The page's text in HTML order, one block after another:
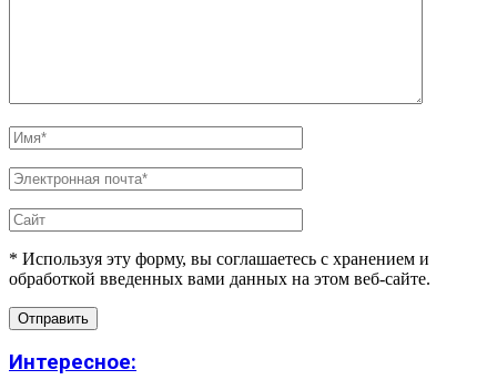
* Используя эту форму, вы соглашаетесь с хранением и
обработкой введенных вами данных на этом веб-сайте.
Интересное: